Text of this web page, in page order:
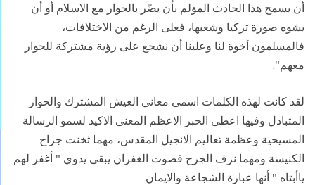
أن يسمح هذا الحادث المؤلم بأن يضّر بالحوار مع الاسلام أو أن
يشوه صورة تركيا وشعبها، فعلى الرغم من الاختلافات،
فالمسلمون أخوة لنا وعلينا أن نشجع على رؤية مشتركة للحوار
معهم".
لقد كانت لهذه الكلمات اسمى معاني العيش المشترك والحوار
المتبادل وفيها اعطى الحبر الاعظم المعنى الاكيد لسمو الرسالة
المسيحية وعظمة تعاليم الانجيل المقدس، مهما ثخنت جراح
الكنيسة ومهما نزف الجرح فصوت الغفران يبقى يدوي " أغفر لهم
ياأبتاه " أنها عبارة الشجاعة والايمان.